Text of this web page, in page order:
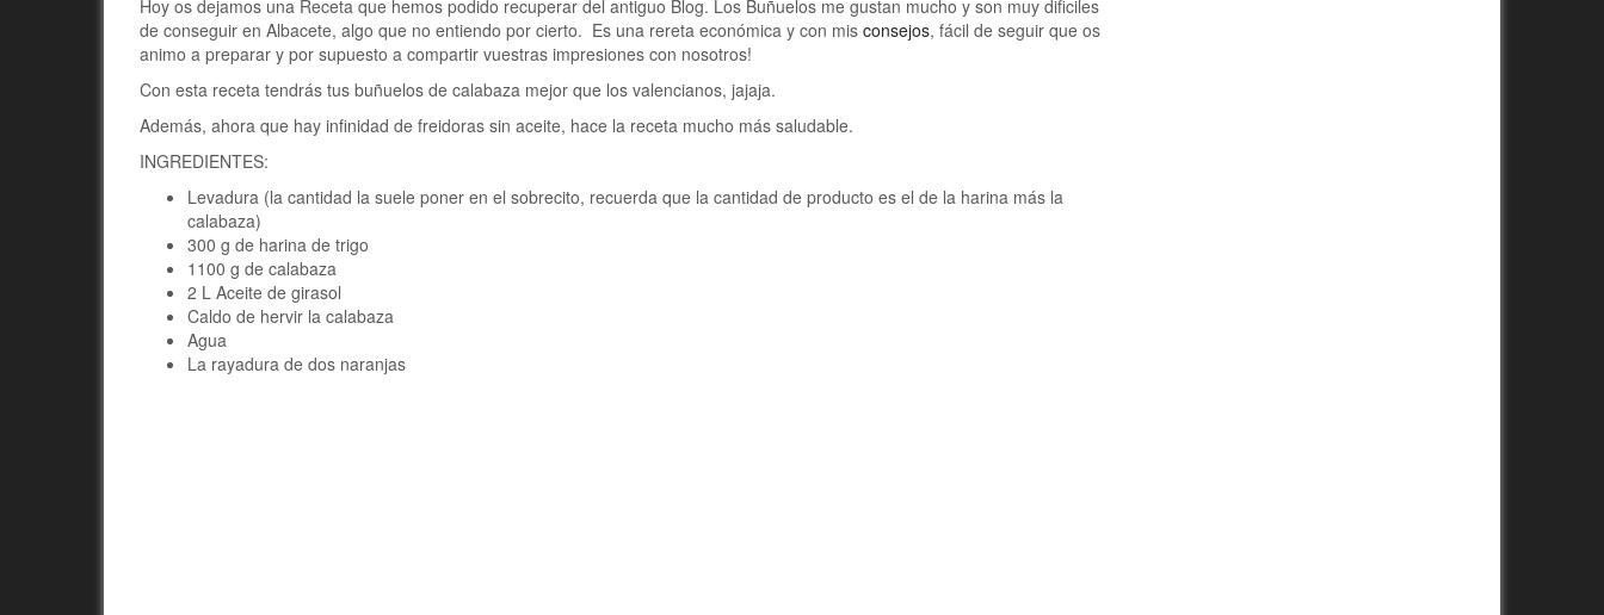
Hoy os dejamos una Receta que hemos podido recuperar del antiguo Blog. Los Buñuelos me gustan mucho y son muy dificiles
de conseguir en Albacete, algo que no entiendo por cierto. Es una rereta económica y con mis consejos, fácil de seguir que os
animo a preparar y por supuesto a compartir vuestras impresiones con nosotros!
Con esta receta tendrás tus buñuelos de calabaza mejor que los valencianos, jajaja.
Además, ahora que hay infinidad de freidoras sin aceite, hace la receta mucho más saludable.
INGREDIENTES:
Levadura (la cantidad la suele poner en el sobrecito, recuerda que la cantidad de producto es el de la harina más la
calabaza)
300 g de harina de trigo
1100 g de calabaza
2 L Aceite de girasol
Caldo de hervir la calabaza
Agua
La rayadura de dos naranjas